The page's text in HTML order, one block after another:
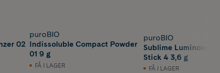
02
puroBIO
Indissoluble Compact Powder
01 9 g
FÅ I LAGER
puroBIO
Sublime Luminous
Stick 4 3,6 g
FÅ I LAGER